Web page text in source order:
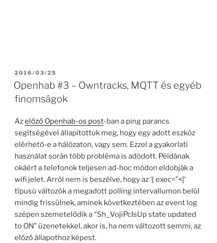
POSTED
ON
2016/03/25
Openhab #3 – Owntracks, MQTT és egyéb
finomságok
Azelőző Openhab-os post-ban a ping parancs
segítségével állapítottuk meg, hogy egy adott eszköz
elérhető-e a hálózaton, vagy sem. Ezzel a gyakorlati
használat során több probléma is adódott. Példának
okáért a telefonok teljesen ad-hoc módon eldobják a
wifi jelet. Arról nem is beszélve, hogy az ‘{ exec=”<[‘
típusú változók a megadott polling intervallumon belül
mindig frissülnek, aminek következtében az event log
szépen szemetelődik a “Sh_VojiPcIsUp state updated
to ON” üzenetekkel, akor is, ha nem változott semmi, az
előző állapothoz képest.